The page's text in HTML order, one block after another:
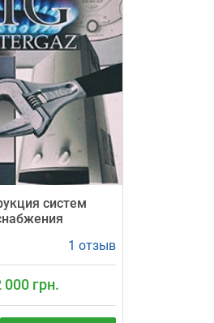
систем
1 отзыв
000 грн.